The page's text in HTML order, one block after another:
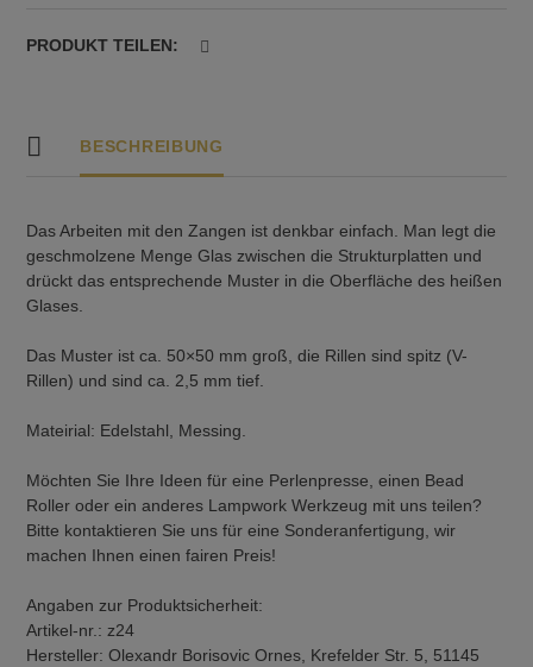
PRODUKT TEILEN:
BESCHREIBUNG
Das Arbeiten mit den Zangen ist denkbar einfach. Man legt die
geschmolzene Menge Glas zwischen die Strukturplatten und
drückt das entsprechende Muster in die Oberfläche des heißen
Glases.
Das Muster ist ca. 50×50 mm groß, die Rillen sind spitz (V-
Rillen) und sind ca. 2,5 mm tief.
Mateirial: Edelstahl, Messing.
Möchten Sie Ihre Ideen für eine Perlenpresse, einen Bead
Roller oder ein anderes Lampwork Werkzeug mit uns teilen?
Bitte kontaktieren Sie uns für eine Sonderanfertigung, wir
machen Ihnen einen fairen Preis!
Angaben zur Produktsicherheit:
Artikel-nr.: z24
Hersteller: Olexandr Borisovic Ornes, Krefelder Str. 5, 51145